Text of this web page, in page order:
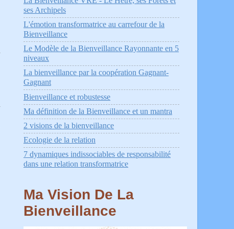
ses Archipels
L'émotion transformatrice au carrefour de la
Bienveillance
Le Modèle de la Bienveillance Rayonnante en 5
niveaux
La bienveillance par la coopération Gagnant-
Gagnant
Bienveillance et robustesse
Ma définition de la Bienveillance et un mantra
2 visions de la bienveillance
Ecologie de la relation
7 dynamiques indissociables de responsabilité
dans une relation transformatrice
Ma Vision De La
Bienveillance